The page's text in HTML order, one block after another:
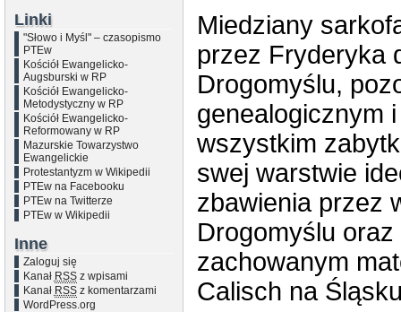
Linki
"Słowo i Myśl" – czasopismo
PTEw
Kościół Ewangelicko-
Augsburski w RP
Kościół Ewangelicko-
Metodystyczny w RP
Kościół Ewangelicko-
Reformowany w RP
Mazurskie Towarzystwo
Ewangelickie
Protestantyzm w Wikipedii
PTEw na Facebooku
PTEw na Twitterze
PTEw w Wikipedii
Inne
Zaloguj się
Kanał RSSz wpisami
Kanał RSSz komentarzami
WordPress.org
Miedziany
przez Fryderyka
Drogomyślu,
genealogicznym
wszystkim
swej warstwie
zbawienia przez
Drogomyślu
zachowanym
Calisch na